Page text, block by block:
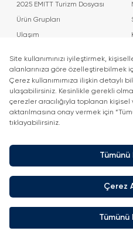
2025 EMITT Turizm Dosyası
Ürün Grupları
Ulaşım
Fotoğraflar & Videolar
Fuar Sonuç Raporu
Organizatör
Tur Operatörü Programı
2025 Konuşmacılarını Tanıyın